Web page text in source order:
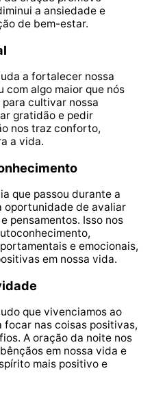
a ansiedade e
de bem-estar.
a fortalecer nossa
com algo maior que nós
para cultivar nossa
gratidão e pedir
nos traz conforto,
a vida.
que passou durante a
oportunidade de avaliar
pensamentos. Isso nos
e emocionais,
em nossa vida.
que vivenciamos ao
focar nas coisas positivas,
A oração da noite nos
em nossa vida e
mais positivo e